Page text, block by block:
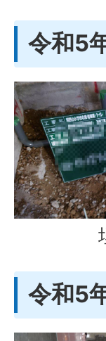
令和5
令和5